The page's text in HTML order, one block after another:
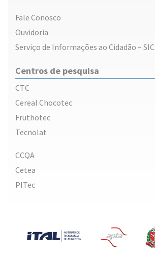
Fale Conosco
Ouvidoria
Serviço de Informações ao Cidadão – SIC
Centros de pesquisa
CTC
Cereal Chocotec
Fruthotec
Tecnolat
CCQA
Cetea
PITec